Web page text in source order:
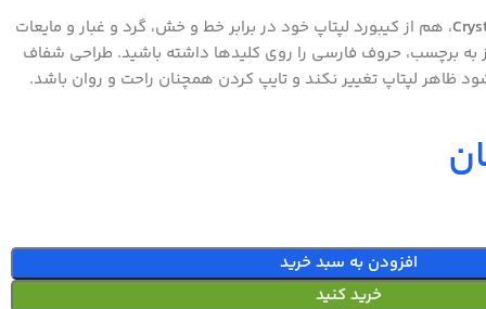
، هم از کیبورد لپتاپ خود در برابر خط و خش، گرد و غبار و مایعات
برچسب، حروف فارسی را روی کلیدها داشته باشید. طراحی شفاف
لپتاپ تغییر نکند و تایپ کردن همچنان راحت و روان باشد.
افزودن به سبد خرید
خرید کنید